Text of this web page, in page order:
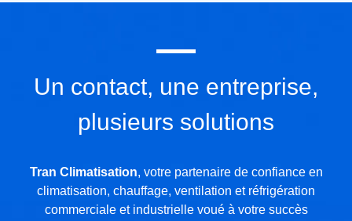
Un contact, une entreprise,
plusieurs solutions
Tran Climatisation, votre partenaire de confiance en
climatisation, chauffage, ventilation et réfrigération
commerciale et industrielle voué à votre succès